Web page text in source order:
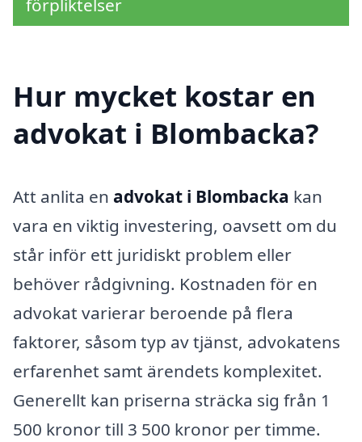
Hur mycket kostar en
advokat i Blombacka?
Att anlita en advokat i Blombacka kan
vara en viktig investering, oavsett om du
står inför ett juridiskt problem eller
behöver rådgivning. Kostnaden för en
advokat varierar beroende på flera
faktorer, såsom typ av tjänst, advokatens
erfarenhet samt ärendets komplexitet.
Generellt kan priserna sträcka sig från 1
500 kronor till 3 500 kronor per timme.